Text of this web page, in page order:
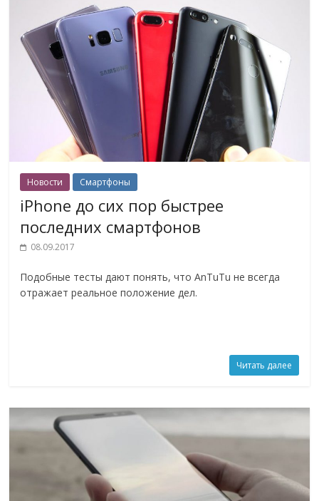
Новости Смартфоны
iPhone до сих пор быстрее
последних смартфонов
08.09.2017
Подобные тесты дают понять, что AnTuTu не всегда
отражает реальное положение дел.
Читать далее